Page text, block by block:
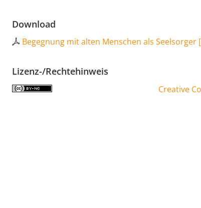
Download
Begegnung mit alten Menschen als Seelsorger [
Lizenz-/Rechtehinweis
Creative